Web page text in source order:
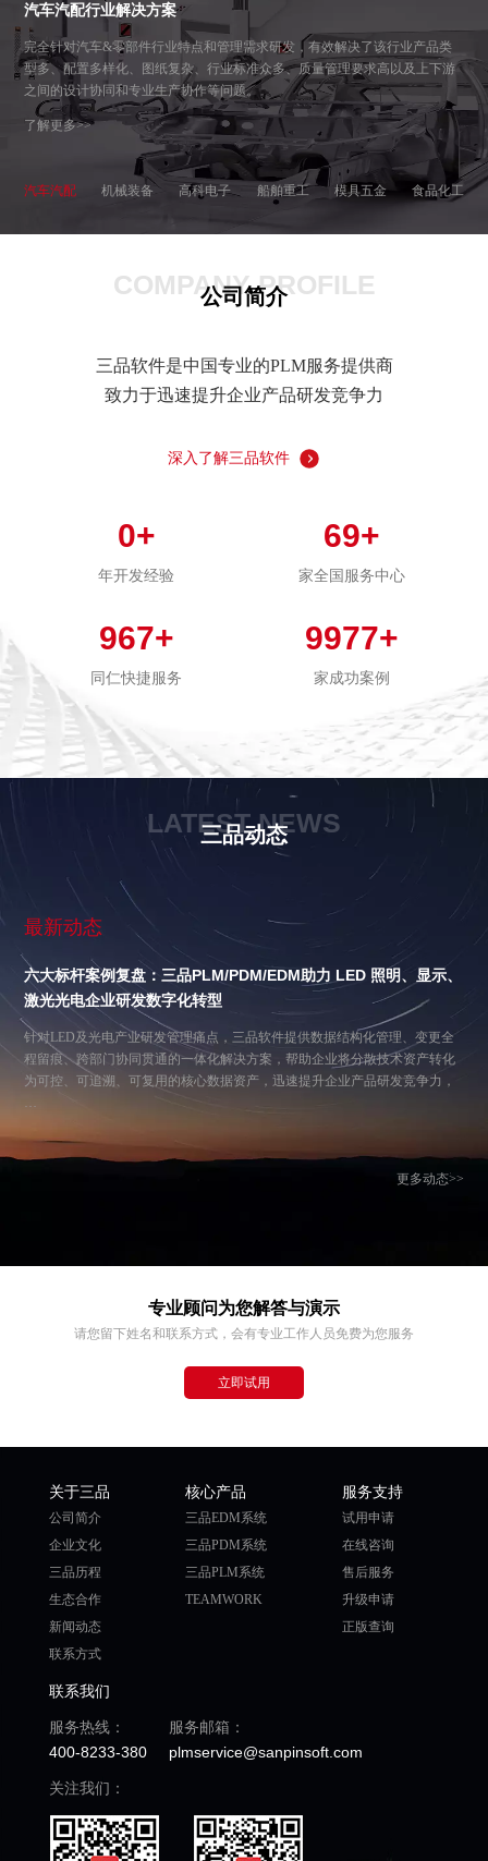
汽车汽配行业解决方案
完全针对汽车&零部件行业特点和管理需求研发，有效解决了该行业产品类
型多、配置多样化、图纸复杂、行业标准众多、质量管理要求高以及上下游
之间的设计协同和专业生产协作等问题。
了解更多>>
汽车汽配 机械装备 高科电子 船舶重工 模具五金 食品化工
COMPANY PROFILE
公司简介
三品软件是中国专业的PLM服务提供商
致力于迅速提升企业产品研发竞争力
深入了解三品软件
0+
年开发经验
69+
家全国服务中心
967+
同仁快捷服务
9977+
家成功案例
LATEST NEWS
三品动态
最新动态
六大标杆案例复盘：三品PLM/PDM/EDM助力 LED 照明、显示、
激光光电企业研发数字化转型
针对LED及光电产业研发管理痛点，三品软件提供数据结构化管理、变更全
程留痕、跨部门协同贯通的一体化解决方案，帮助企业将分散技术资产转化
为可控、可追溯、可复用的核心数据资产，迅速提升企业产品研发竞争力，
…
更多动态>>
专业顾问为您解答与演示
请您留下姓名和联系方式，会有专业工作人员免费为您服务
立即试用
关于三品
公司简介
企业文化
三品历程
生态合作
新闻动态
联系方式
核心产品
三品EDM系统
三品PDM系统
三品PLM系统
TEAMWORK
服务支持
试用申请
在线咨询
售后服务
升级申请
正版查询
联系我们
服务热线：
400-8233-380
服务邮箱：
plmservice@sanpinsoft.com
关注我们：